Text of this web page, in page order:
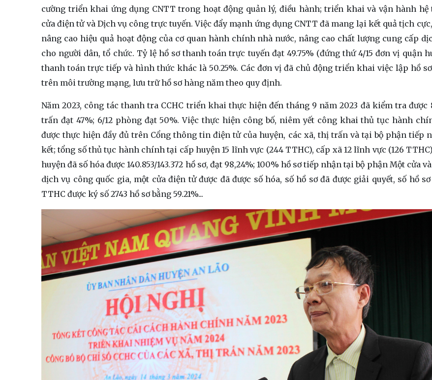
cường triển khai ứng dụng CNTT trong hoạt động quản lý, điều hành; triển khai và vận hành hệ
cửa điện tử và Dịch vụ công trực tuyến. Việc đẩy mạnh ứng dụng CNTT đã mang lại kết quả tịch
nâng cao hiệu quả hoạt động của cơ quan hành chính nhà nước, nâng cao chất lượng cung cấp
cho người dân, tổ chức. Tỷ lệ hồ sơ thanh toán trực tuyến đạt 49.75% (đứng thứ 4/15 đơn vị quận
thanh toán trực tiếp và hình thức khác là 50.25%. Các đơn vị đã chủ động triển khai việc lập hồ
trên môi trường mạng, lưu trữ hồ sơ hàng năm theo quy định.
Năm 2023, công tác thanh tra CCHC triển khai thực hiện đến tháng 9 năm 2023 đã kiểm tra được
trấn đạt 47%; 6/12 phòng đạt 50%. Việc thực hiện công bố, niêm yết công khai thủ tục hành
được thực hiện đầy đủ trên Cổng thông tin điện tử của huyện, các xã, thị trấn và tại bộ phận tiếp
kết; tổng số thủ tục hành chính tại cấp huyện 15 lĩnh vực (244 TTHC), cấp xã 12 lĩnh vực (126
huyện đã số hóa được 140.853/143.372 hồ sơ, đạt 98,24%; 100% hồ sơ tiếp nhận tại bộ phận Một cửa
dịch vụ công quốc gia, một cửa điện tử được đã được số hóa, số hồ sơ đã được giải quyết, số hồ
TTHC được ký số 2743 hồ sơ bằng 59.21%...